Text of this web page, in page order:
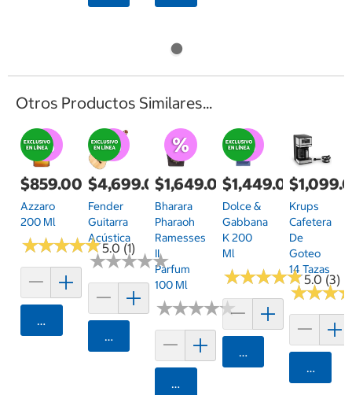
Otros Productos Similares...
$859.00
Azzaro
200 Ml
★★★★★
★★★★★5.0 (1)
Agregar
$4,699.00
Fender
Guitarra
Acústica
★★★★★
★★★★★
Agregar
$1,649.00
Bharara
Pharaoh
Ramesses
II
Parfum
100 Ml
★★★★★
★★★★★
Agregar
$1,449.00
Dolce &
Gabbana
K 200
Ml
★★★★★
★★★★★5.0 (3)
Agregar
Krups
Cafetera
De
Goteo
14 Tazas
★★★
★★★